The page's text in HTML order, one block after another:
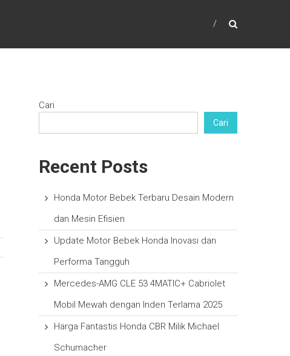
Cari
Cari
Recent Posts
Honda Motor Bebek Terbaru Desain Modern
dan Mesin Efisien
Update Motor Bebek Honda Inovasi dan
Performa Tangguh
Mercedes-AMG CLE 53 4MATIC+ Cabriolet
Mobil Mewah dengan Inden Terlama 2025
Harga Fantastis Honda CBR Milik Michael
Schumacher